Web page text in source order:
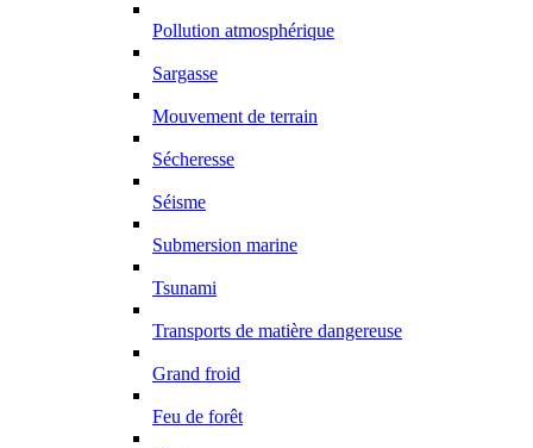
Pollution atmosphérique
Sargasse
Mouvement de terrain
Sécheresse
Séisme
Submersion marine
Tsunami
Transports de matière dangereuse
Grand froid
Feu de forêt